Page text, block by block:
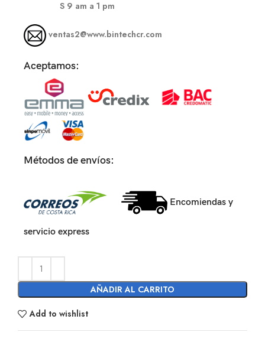
S 9 am a 1 pm
ventas2@www.bintechcr.com
Aceptamos:
Métodos de envíos:
Encomiendas y
servicio express
AÑADIR AL CARRITO
Add to wishlist